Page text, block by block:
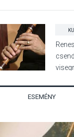
ESEMÉNY